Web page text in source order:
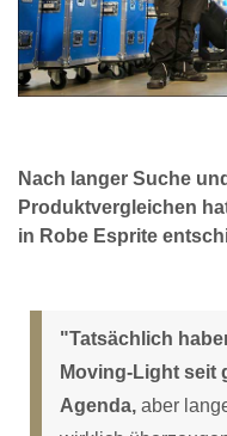
Nach langer Suche
Produktvergleichen
in Robe Esprite
"Tatsächlich
Moving-Light seit
Agenda, aber